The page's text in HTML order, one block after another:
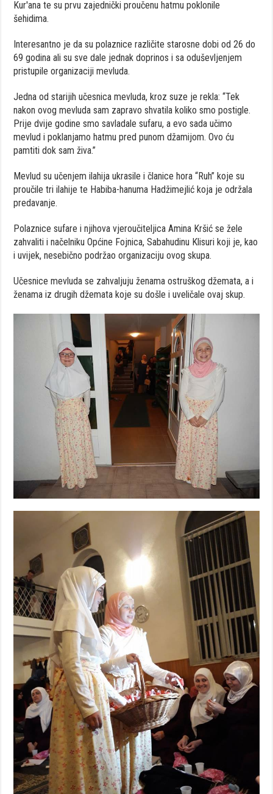
Kur'ana te su prvu zajednički proučenu hatmu poklonile
šehidima.
Interesantno je da su polaznice različite starosne dobi od 26 do
69 godina ali su sve dale jednak doprinos i sa oduševljenjem
pristupile organizaciji mevluda.
Jedna od starijih učesnica mevluda, kroz suze je rekla: “Tek
nakon ovog mevluda sam zapravo shvatila koliko smo postigle.
Prije dvije godine smo savladale sufaru, a evo sada učimo
mevlud i poklanjamo hatmu pred punom džamijom. Ovo ću
pamtiti dok sam živa.”
Mevlud su učenjem ilahija ukrasile i članice hora “Ruh” koje su
proučile tri ilahije te Habiba-hanuma Hadžimejlić koja je održala
predavanje.
Polaznice sufare i njihova vjeroučiteljica Amina Kršić se žele
zahvaliti i načelniku Općine Fojnica, Sabahudinu Klisuri koji je, kao
i uvijek, nesebično podržao organizaciju ovog skupa.
Učesnice mevluda se zahvaljuju ženama ostruškog džemata, a i
ženama iz drugih džemata koje su došle i uveličale ovaj skup.